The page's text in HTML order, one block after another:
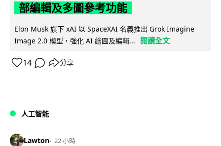
部編輯及多圖參考功能
Elon Musk 旗下 xAI 以 SpaceXAI 名義推出 Grok Imagine
Image 2.0 模型，強化 AI 繪圖及編輯...
閱讀全文
14 分享
人工智能
Lawton 22 小時